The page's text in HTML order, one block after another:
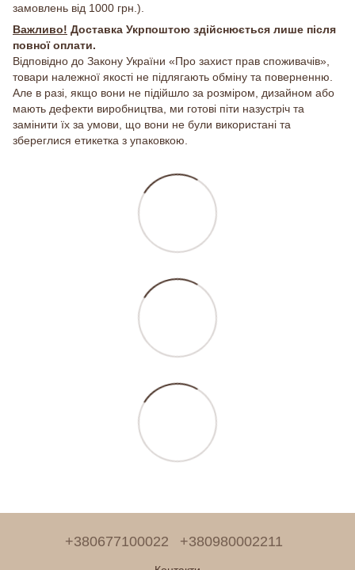
замовлень від 1000 грн.).
Важливо! Доставка Укрпоштою здійснюється лише після
повної оплати.
Відповідно до Закону України «Про захист прав споживачів»,
товари належної якості не підлягають обміну та поверненню.
Але в разі, якщо вони не підійшло за розміром, дизайном або
мають дефекти виробництва, ми готові піти назустріч та
замінити їх за умови, що вони не були використані та
збереглися етикетка з упаковкою.
+380677100022 +380980002211